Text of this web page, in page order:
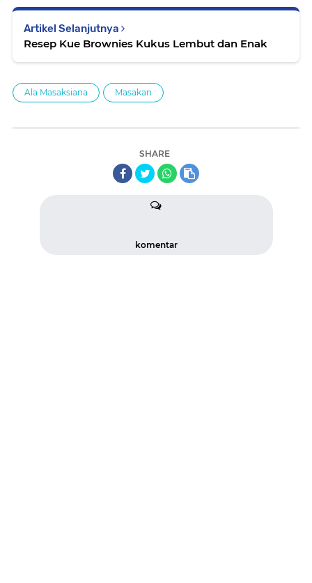
Artikel Selanjutnya
Resep Kue Brownies Kukus Lembut dan Enak
Ala Masaksiana Masakan
SHARE
komentar